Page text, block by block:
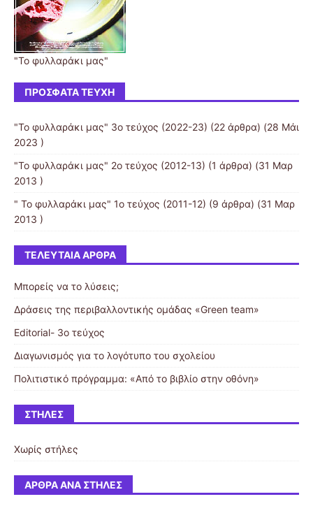
"Το φυλλαράκι μας"
ΠΡΌΣΦΑΤΑ ΤΕΎΧΗ
"Το φυλλαράκι μας" 3ο τεύχος (2022-23) (22 άρθρα) (28 Μάι
2023 )
"Το φυλλαράκι μας" 2ο τεύχος (2012-13) (1 άρθρα) (31 Μαρ
2013 )
" Το φυλλαράκι μας" 1ο τεύχος (2011-12) (9 άρθρα) (31 Μαρ
2013 )
ΤΕΛΕΥΤΑΊΑ ΆΡΘΡΑ
Μπορείς να το λύσεις;
Δράσεις της περιβαλλοντικής ομάδας «Green team»
Editorial- 3ο τεύχος
Διαγωνισμός για το λογότυπο του σχολείου
Πολιτιστικό πρόγραμμα: «Από το βιβλίο στην οθόνη»
ΣΤΉΛΕΣ
Χωρίς στήλες
ΆΡΘΡΑ ΑΝΆ ΣΤΉΛΕΣ